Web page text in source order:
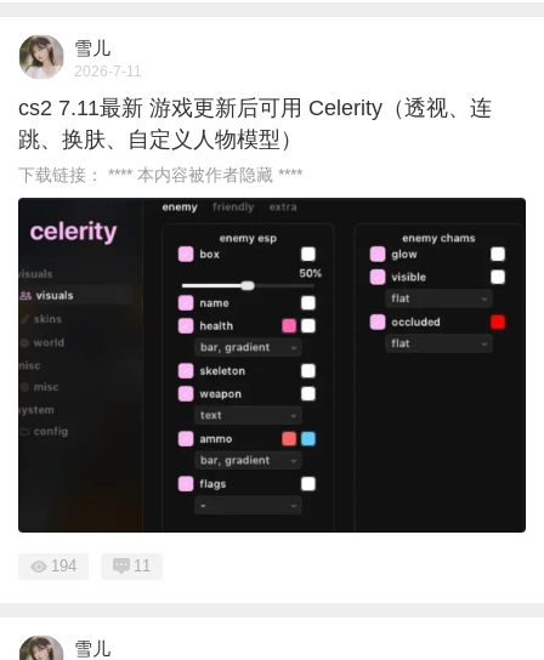
雪儿
2026-7-11
cs2 7.11最新 游戏更新后可用 Celerity（透视、连
跳、换肤、自定义人物模型）
下载链接： **** 本内容被作者隐藏 ****
194 11
雪儿